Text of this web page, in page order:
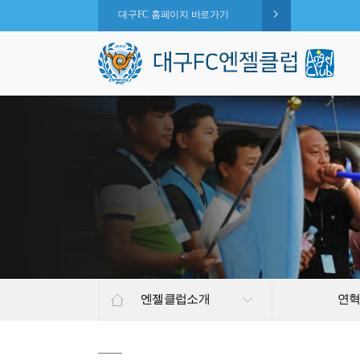
대구FC 홈페이지 바로가기
엔젤클럽소개 연혁